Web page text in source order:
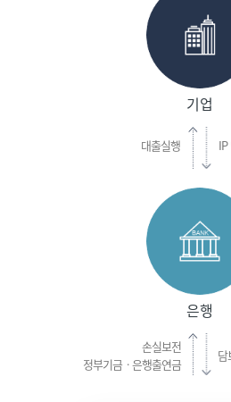
기업
IP
대출실행
은행
담
손실보전
정부기금ㆍ은행출연금